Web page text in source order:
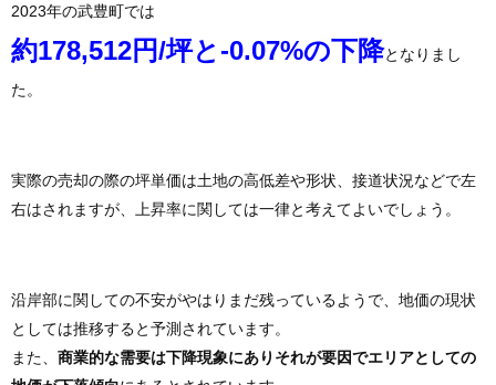
2023年の武豊町では
約178,512円/坪と-0.07%の下降となりまし
た。
実際の売却の際の坪単価は土地の高低差や形状、接道状況などで左
右はされますが、上昇率に関しては一律と考えてよいでしょう。
沿岸部に関しての不安がやはりまだ残っているようで、地価の現状
としては推移すると予測されています。
また、 商業的な需要は下降現象にありそれが要因でエリアとしての